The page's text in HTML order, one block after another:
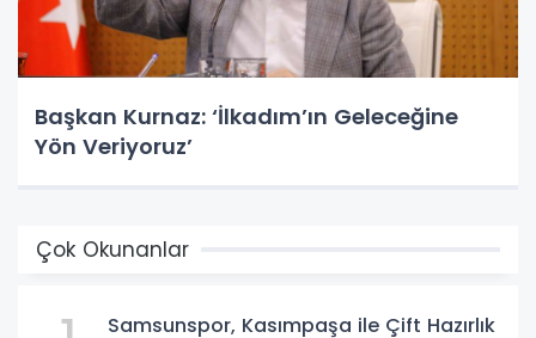
Başkan Kurnaz: ‘İlkadım’ın Geleceğine
Yön Veriyoruz’
Çok Okunanlar
Samsunspor, Kasımpaşa ile Çift Hazırlık